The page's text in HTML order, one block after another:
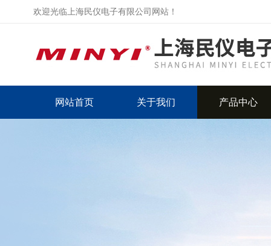
欢迎光临上海民仪电子有限公司网站！
网站首页 关于我们 产品中心